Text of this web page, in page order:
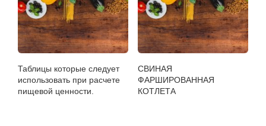
Таблицы которые следует
использовать при расчете
пищевой ценности.
СВИНАЯ
ФАРШИРОВАННАЯ
КОТЛЕТА